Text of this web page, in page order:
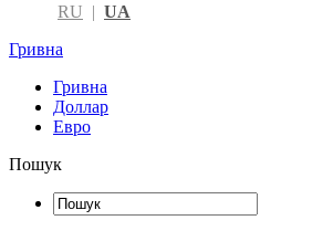
RU | UA
Гривна
Гривна
Доллар
Евро
Пошук